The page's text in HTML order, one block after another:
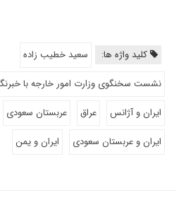
کلید واژه ها:
سعید خطیب زاده
نشست سخنگوی وزارت امور خارجه با
ایران و آژانس
عراق عربستان سعودی
ایران و عربستان سعودی
ایران و یمن